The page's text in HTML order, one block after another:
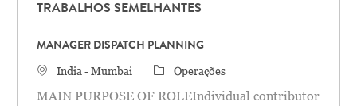
TRABALHOS SEMELHANTES
MANAGER DISPATCH PLANNING
Localização
India - Mumbai Categoria
Operações
MAIN PURPOSE OF ROLEIndividual contributor